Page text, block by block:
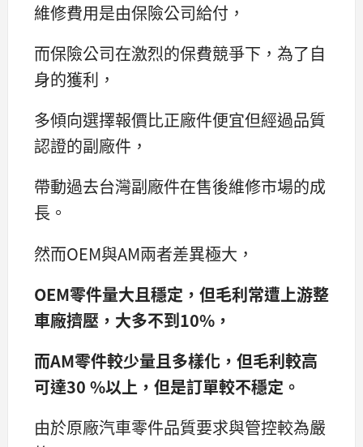
維修費用是由保險公司給付，
而保險公司在激烈的保費競爭下，為了自
身的獲利，
多傾向選擇報價比正廠件便宜但經過品質
認證的副廠件，
帶動過去台灣副廠件在售後維修市場的成
長。
然而OEM與AM兩者差異極大，
OEM零件量大且穩定，但毛利常遭上游整
車廠擠壓，大多不到10%，
而AM零件較少量且多樣化，但毛利較高
可達30 %以上，但是訂單較不穩定。
由於原廠汽車零件品質要求與管控較為嚴